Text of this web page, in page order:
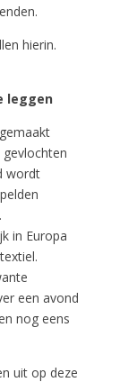
hierin.
leggen
wordt
in Europa
een avond
nog eens
uit op deze